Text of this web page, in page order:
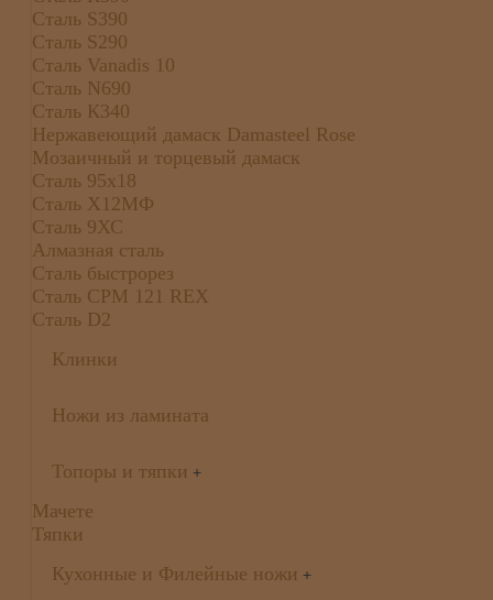
Сталь S390
Сталь S290
Сталь Vanadis 10
Сталь N690
Сталь К340
Нержавеющий дамаск Damasteel Rose
Мозаичный и торцевый дамаск
Сталь 95х18
Сталь Х12МФ
Сталь 9ХС
Алмазная сталь
Сталь быстрорез
Сталь CPM 121 REX
Сталь D2
Клинки
Ножи из ламината
Топоры и тяпки +
Мачете
Тяпки
Кухонные и Филейные ножи +